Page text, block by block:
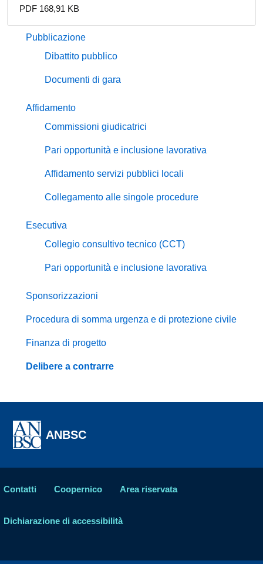
PDF 168,91 KB
Pubblicazione
Dibattito pubblico
Documenti di gara
Affidamento
Commissioni giudicatrici
Pari opportunità e inclusione lavorativa
Affidamento servizi pubblici locali
Collegamento alle singole procedure
Esecutiva
Collegio consultivo tecnico (CCT)
Pari opportunità e inclusione lavorativa
Sponsorizzazioni
Procedura di somma urgenza e di protezione civile
Finanza di progetto
Delibere a contrarre
ANBSC
Contatti Coopernico Area riservata
Dichiarazione di accessibilità